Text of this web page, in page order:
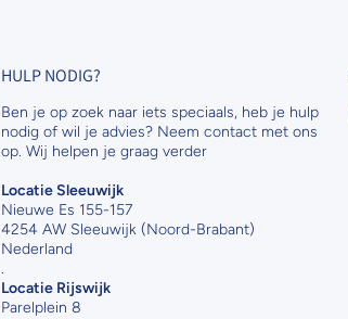
HULP NODIG?
Ben je op zoek naar iets speciaals, heb je hulp
nodig of wil je advies? Neem contact met ons
op. Wij helpen je graag verder
Locatie Sleeuwijk
Nieuwe Es 155-157
4254 AW Sleeuwijk (Noord-Brabant)
Nederland
.
Locatie Rijswijk
Parelplein 8